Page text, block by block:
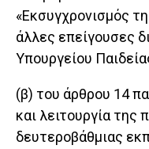
«Εκσυγχρονισμός
άλλες επείγουσες
Υπουργείου
(β) του άρθρου 14
και λειτουργία της
δευτεροβάθμιας